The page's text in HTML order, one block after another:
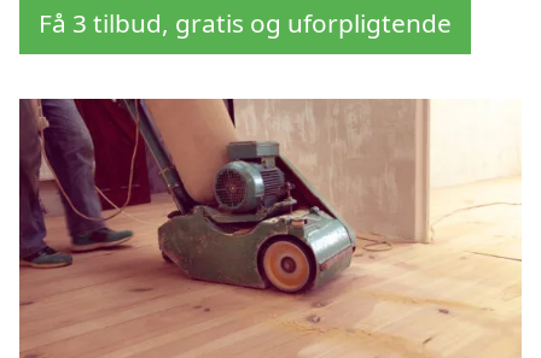
Få 3 tilbud, gratis og uforpligtende